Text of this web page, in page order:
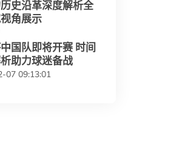
史沿革深度解析全
角展示
国队即将开赛 时间
助力球迷备战
07 09:13:01